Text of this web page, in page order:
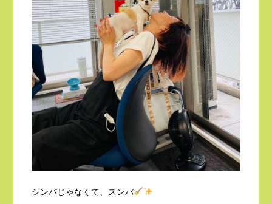
シンバじゃなくて、スンバ